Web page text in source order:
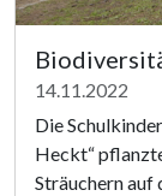
14.11.2022
Die
Heckt“
Sträuchern auf